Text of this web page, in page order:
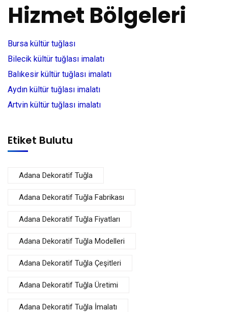
Hizmet Bölgeleri
Bursa kültür tuğlası
Bilecik kültür tuğlası imalatı
Balıkesir kültür tuğlası imalatı
Aydın kültür tuğlası imalatı
Artvin kültür tuğlası imalatı
Etiket Bulutu
Adana Dekoratif Tuğla
Adana Dekoratif Tuğla Fabrikası
Adana Dekoratif Tuğla Fiyatları
Adana Dekoratif Tuğla Modelleri
Adana Dekoratif Tuğla Çeşitleri
Adana Dekoratif Tuğla Üretimi
Adana Dekoratif Tuğla İmalatı